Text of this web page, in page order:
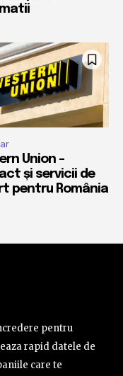
Union –
și servicii de
pentru România
pentru
rapid datele de
care te